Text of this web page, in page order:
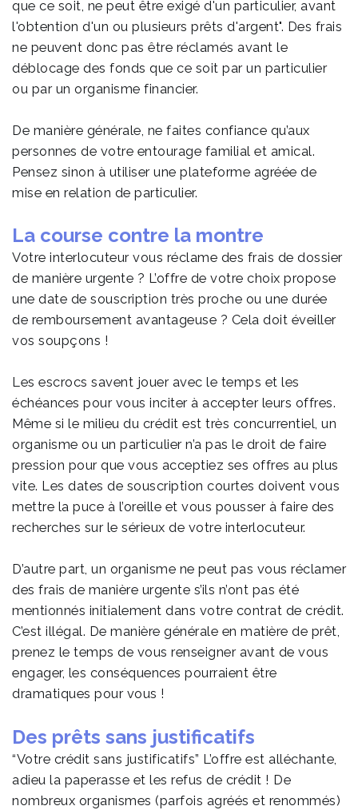
que ce soit, ne peut être exigé d'un particulier, avant
l'obtention d'un ou plusieurs prêts d'argent". Des frais
ne peuvent donc pas être réclamés avant le
déblocage des fonds que ce soit par un particulier
ou par un organisme financier.
De manière générale, ne faites confiance qu’aux
personnes de votre entourage familial et amical.
Pensez sinon à utiliser une plateforme agréée de
mise en relation de particulier.
La course contre la montre
Votre interlocuteur vous réclame des frais de dossier
de manière urgente ? L’offre de votre choix propose
une date de souscription très proche ou une durée
de remboursement avantageuse ? Cela doit éveiller
vos soupçons !
Les escrocs savent jouer avec le temps et les
échéances pour vous inciter à accepter leurs offres.
Même si le milieu du crédit est très concurrentiel, un
organisme ou un particulier n’a pas le droit de faire
pression pour que vous acceptiez ses offres au plus
vite. Les dates de souscription courtes doivent vous
mettre la puce à l’oreille et vous pousser à faire des
recherches sur le sérieux de votre interlocuteur.
D’autre part, un organisme ne peut pas vous réclamer
des frais de manière urgente s’ils n’ont pas été
mentionnés initialement dans votre contrat de crédit.
C’est illégal. De manière générale en matière de prêt,
prenez le temps de vous renseigner avant de vous
engager, les conséquences pourraient être
dramatiques pour vous !
Des prêts sans justificatifs
“Votre crédit sans justificatifs” L’offre est alléchante,
adieu la paperasse et les refus de crédit ! De
nombreux organismes (parfois agréés et renommés)